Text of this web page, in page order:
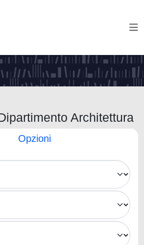
Architettura
Opzioni